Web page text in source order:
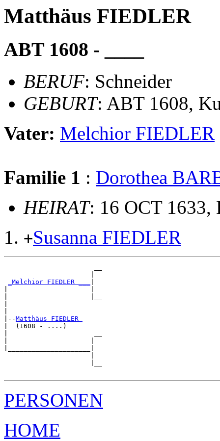
Matthäus FIEDLER
ABT 1608 - ____
BERUF: Schneider
GEBURT: ABT 1608,
Vater: Melchior FIEDLER
Familie 1 : Dorothea
HEIRAT: 16 OCT 1633,
+Susanna FIEDLER
_Melchior FIEDLER ___
|--Matthäus FIEDLER
|  (1608 - ....)
PERSONEN
HOME